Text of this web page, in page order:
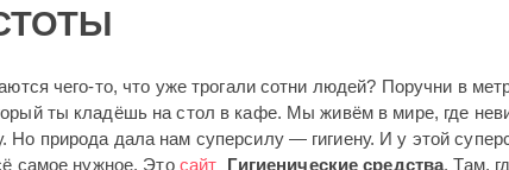
чего-то, что уже трогали сотни людей? Поручни в
ты кладёшь на стол в кафе. Мы живём в мире, где
природа дала нам суперсилу — гигиену. И у этой
самое нужное. Это сайт Гигиенические средства. Там,